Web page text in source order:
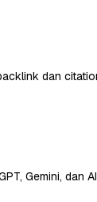
dan
Gemini, dan